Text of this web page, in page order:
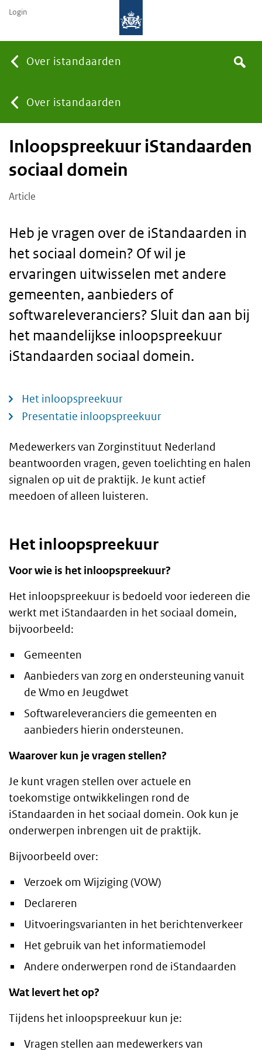
Over istandaarden
You
are
Over istandaarden
the
Search
Login
Inloopspreekuur iStandaarden
sociaal domein
Article
Heb je vragen over de iStandaarden in
het sociaal domein? Of wil je
ervaringen uitwisselen met andere
gemeenten, aanbieders of
softwareleveranciers? Sluit dan aan bij
het maandelijkse inloopspreekuur
iStandaarden sociaal domein.
Het inloopspreekuur
Presentatie inloopspreekuur
Tekst
Medewerkers van Zorginstituut Nederland
beantwoorden vragen, geven toelichting en halen
signalen op uit de praktijk. Je kunt actief
meedoen of alleen luisteren.
Het inloopspreekuur
Voor wie is het inloopspreekuur?
Het inloopspreekuur is bedoeld voor iedereen die
werkt met iStandaarden in het sociaal domein,
bijvoorbeeld:
Gemeenten
Aanbieders van zorg en ondersteuning vanuit
de Wmo en Jeugdwet
Softwareleveranciers die gemeenten en
aanbieders hierin ondersteunen.
Waarover kun je vragen stellen?
Je kunt vragen stellen over actuele en
toekomstige ontwikkelingen rond de
iStandaarden in het sociaal domein. Ook kun je
onderwerpen inbrengen uit de praktijk.
Bijvoorbeeld over:
Verzoek om Wijziging (VOW)
Declareren
Uitvoeringsvarianten in het berichtenverkeer
Het gebruik van het informatiemodel
Andere onderwerpen rond de iStandaarden
Wat levert het op?
Tijdens het inloopspreekuur kun je:
Vragen stellen aan medewerkers van